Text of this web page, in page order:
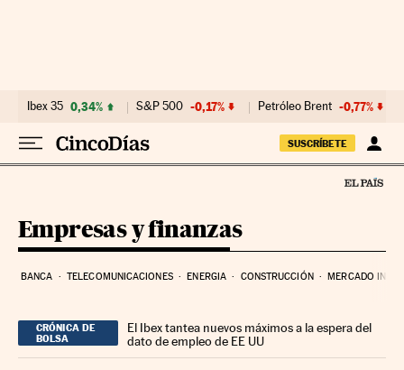
Ibex 35 0,34% S&P 500 -0,17% Petróleo Brent -0,77%
SUSCRÍBETE
Empresas y finanzas
BANCA TELECOMUNICACIONES ENERGIA CONSTRUCCIÓN MERCADO
CRÓNICA DE
BOLSA
El Ibex tantea nuevos máximos a la espera del
dato de empleo de EE UU